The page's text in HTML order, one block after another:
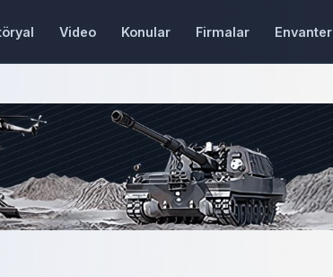
Video Konular Firmalar Envanter